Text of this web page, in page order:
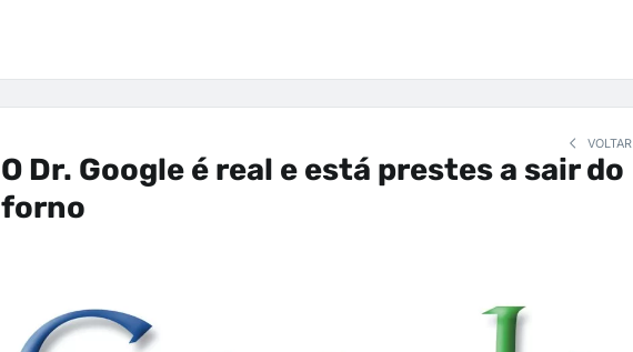
VOLTAR
O Dr. Google é real e está prestes a sair do
forno